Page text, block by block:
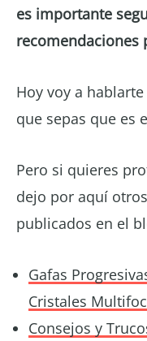
es importante
recomendaciones
Hoy voy a
que sepas que es
Pero si quieres
dejo por aquí
publicados en el
Gafas
Cristales
Consejos y